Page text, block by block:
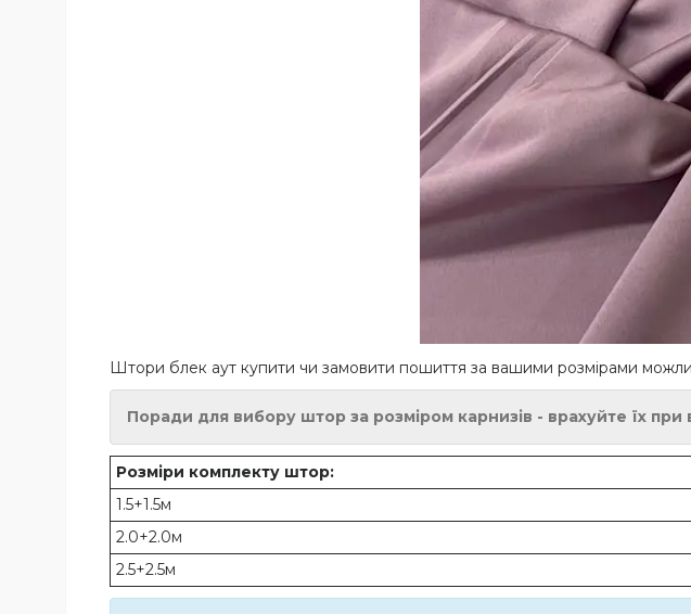
Штори блек аут купити чи замовити пошиття за вашими розмірами
Поради для вибору штор за розміром карнизів - врахуйте їх
Розміри комплекту штор:
1.5+1.5м
2.0+2.0м
2.5+2.5м